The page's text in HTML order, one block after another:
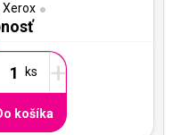
Xerox
+
košíka